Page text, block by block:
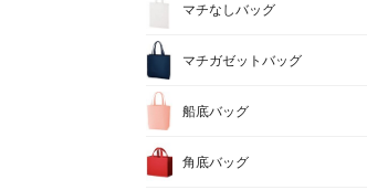
マチなしバッグ
マチガゼットバッグ
船底バッグ
角底バッグ